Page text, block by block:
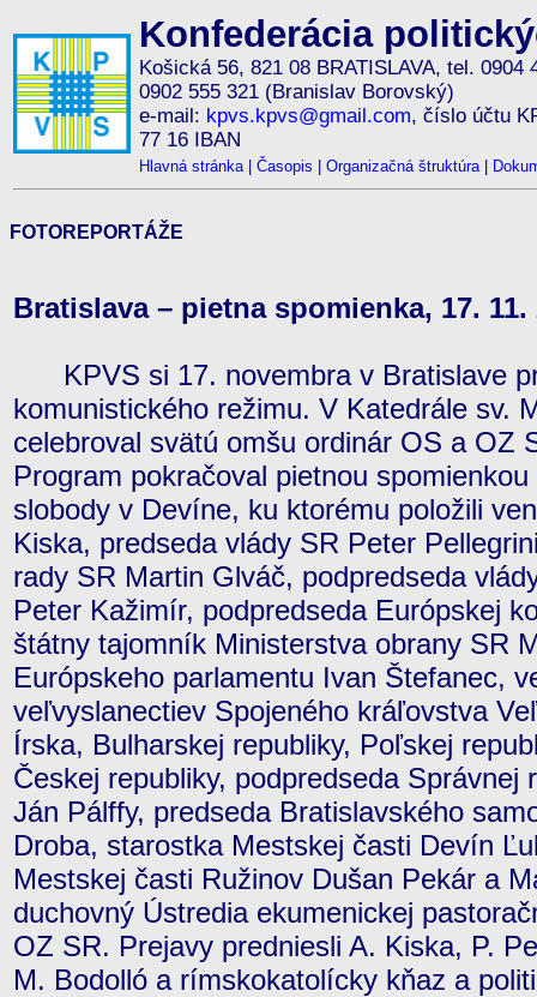
Konfederácia
Košická 56, 821 08 BRATISLAVA, tel. 0904
0902 555 321 (Branislav Borovský)
e-mail: kpvs.kpvs@gmail.com, číslo účtu
77 16 IBAN
Hlavná stránka| Časopis Organizačná štruktúra|
FOTOREPORTÁŽE
Bratislava – pietna spomienka, 17. 11.
KPVS si 17. novembra v Bratislave
komunistického režimu. V Katedrále sv.
celebroval svätú omšu ordinár OS a OZ
Program pokračoval pietnou
slobody v Devíne, ku ktorému položili
Kiska, predseda vlády SR Peter
rady SR Martin Glváč, podpredseda
Peter Kažimír, podpredseda Európskej
štátny tajomník Ministerstva obrany SR
Európskeho parlamentu Ivan Štefanec,
veľvyslanectiev Spojeného kráľovstva
Írska, Bulharskej republiky, Poľskej
Českej republiky, podpredseda Správnej
Ján Pálffy, predseda Bratislavského
Droba, starostka Mestskej časti Devín
Mestskej časti Ružinov Dušan Pekár a
duchovný Ústredia ekumenickej
OZ SR. Prejavy predniesli A. Kiska, P.
M. Bodolló a rímskokatolícky kňaz a